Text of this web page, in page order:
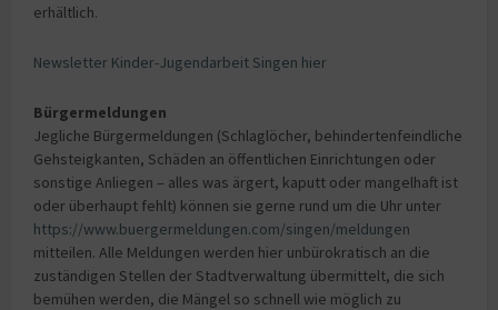
erhältlich.
Newsletter Kinder-Jugendarbeit Singen hier
Bürgermeldungen
Jegliche Bürgermeldungen (Schlaglöcher, behindertenfeindliche
Gehsteigkanten, Schäden an öffentlichen Einrichtungen oder
sonstige Anliegen – alles was ärgert, kaputt oder mangelhaft ist
oder überhaupt fehlt) können sie gerne rund um die Uhr unter
https://www.buergermeldungen.com/singen/meldungen
mitteilen. Alle Meldungen werden hier unbürokratisch an die
zuständigen Stellen der Stadtverwaltung übermittelt, die sich
bemühen werden, die Mängel so schnell wie möglich zu